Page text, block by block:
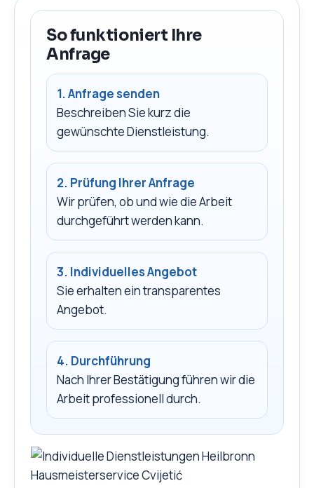
So funktioniert Ihre
Anfrage
1. Anfrage senden
Beschreiben Sie kurz die
gewünschte Dienstleistung.
2. Prüfung Ihrer Anfrage
Wir prüfen, ob und wie die Arbeit
durchgeführt werden kann.
3. Individuelles Angebot
Sie erhalten ein transparentes
Angebot.
4. Durchführung
Nach Ihrer Bestätigung führen wir die
Arbeit professionell durch.